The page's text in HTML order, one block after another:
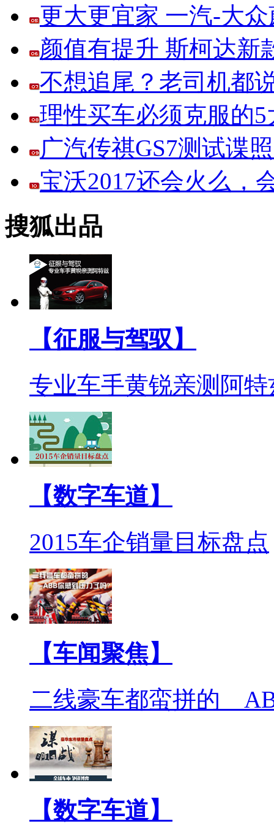
更大更宜家 一汽-大
颜值有提升 斯柯达新
不想追尾？老司机都
理性买车必须克服的5
广汽传祺GS7测试谍
宝沃2017还会火么，
搜狐出品
【征服与驾驭】
专业车手黄锐亲测阿特
【数字车道】
2015车企销量目标盘点
【车闻聚焦】
二线豪车都蛮拼的
【数字车道】